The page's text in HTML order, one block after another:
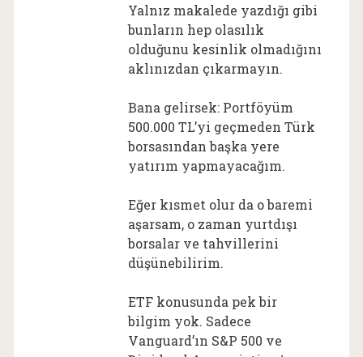
Yalnız makalede yazdığı gibi
bunların hep olasılık
olduğunu kesinlik olmadığını
aklınızdan çıkarmayın.
Bana gelirsek: Portföyüm
500.000 TL’yi geçmeden Türk
borsasından başka yere
yatırım yapmayacağım.
Eğer kısmet olur da o baremi
aşarsam, o zaman yurtdışı
borsalar ve tahvillerini
düşünebilirim.
ETF konusunda pek bir
bilgim yok. Sadece
Vanguard’ın S&P 500 ve